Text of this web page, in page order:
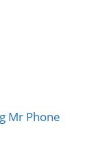
Mr Phone